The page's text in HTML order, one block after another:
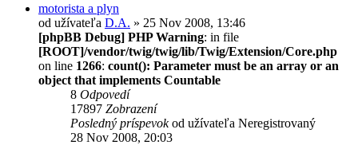
motorista a plyn
od užívateľa D.A. » 25 Nov 2008, 13:46
[phpBB Debug] PHP Warning: in file
[ROOT]/vendor/twig/twig/lib/Twig/Extension/Core.php
on line 1266: count(): Parameter must be an array or an
object that implements Countable
8 Odpovedí
17897 Zobrazení
Posledný príspevokod užívateľa Neregistrovaný
28 Nov 2008, 20:03